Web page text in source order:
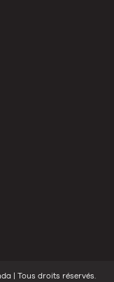
| Tous droits réservés.